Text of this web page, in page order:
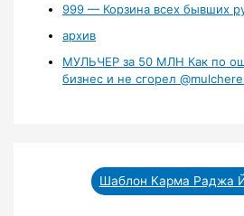
999 — Корзина всех бывших
архив
МУЛЬЧЕР за 50 МЛН Как по
бизнес и не сгорел
Шаблон Карма Раджа